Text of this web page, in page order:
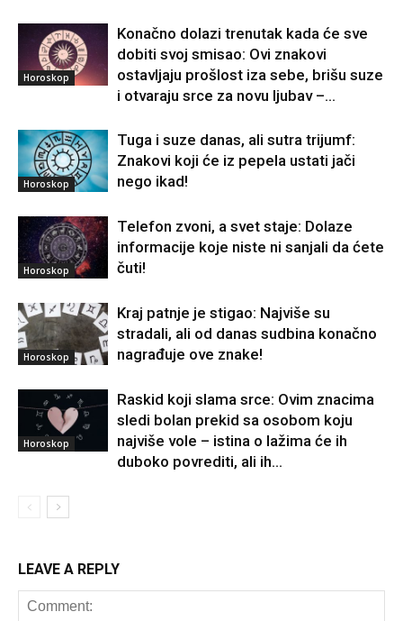
Horoskop
Konačno dolazi trenutak kada će sve
dobiti svoj smisao: Ovi znakovi
ostavljaju prošlost iza sebe, brišu suze
i otvaraju srce za novu ljubav –...
Horoskop
Tuga i suze danas, ali sutra trijumf:
Znakovi koji će iz pepela ustati jači
nego ikad!
Horoskop
Telefon zvoni, a svet staje: Dolaze
informacije koje niste ni sanjali da ćete
čuti!
Horoskop
Kraj patnje je stigao: Najviše su
stradali, ali od danas sudbina konačno
nagrađuje ove znake!
Horoskop
Raskid koji slama srce: Ovim znacima
sledi bolan prekid sa osobom koju
najviše vole – istina o lažima će ih
duboko povrediti, ali ih...
LEAVE A REPLY